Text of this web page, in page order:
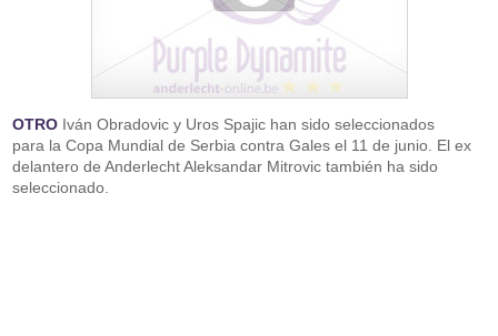
OTRO Iván Obradovic y Uros Spajic han sido seleccionados
para la Copa Mundial de Serbia contra Gales el 11 de junio. El ex
delantero de Anderlecht Aleksandar Mitrovic también ha sido
seleccionado.